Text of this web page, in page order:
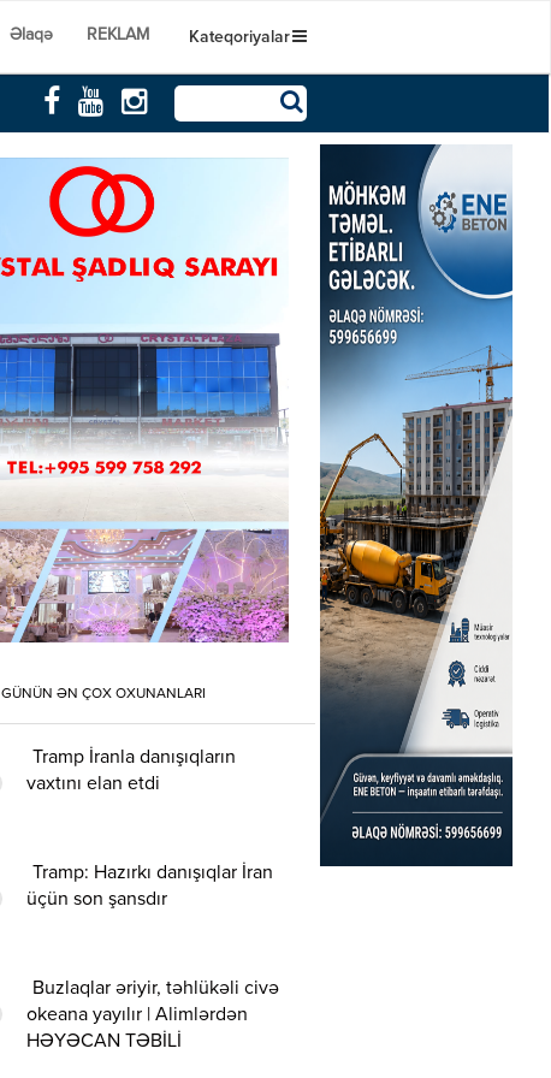
Əlaqə REKLAM Kateqoriyalar
GÜNÜN ƏN ÇOX OXUNANLARI
Tramp İranla danışıqların
vaxtını elan etdi
Tramp: Hazırkı danışıqlar İran
üçün son şansdır
Buzlaqlar əriyir, təhlükəli civə
okeana yayılır | Alimlərdən
HƏYƏCAN TƏBİLİ